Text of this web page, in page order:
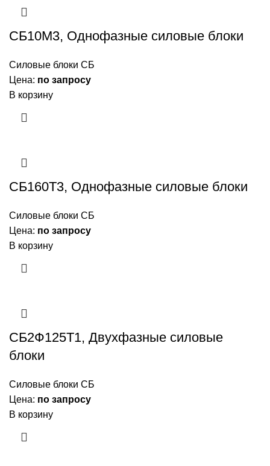
СБ10М3, Однофазные силовые блоки
Силовые блоки СБ
Цена: по запросу
В корзину
СБ160Т3, Однофазные силовые блоки
Силовые блоки СБ
Цена: по запросу
В корзину
СБ2Ф125Т1, Двухфазные силовые
блоки
Силовые блоки СБ
Цена: по запросу
В корзину